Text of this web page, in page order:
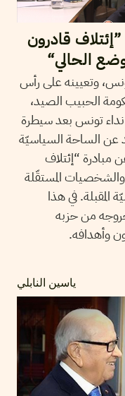
قادرون
الحالي“
وتعيينه على رأس
الحبيب الصيد،
تونس بعد سيطرة
عن الساحة السياسيّة
عن مبادرة “إئتلاف
المستقّلة
المقبلة. في هذا
خروجه من حزبه
وأهدافه.
ياسين النابلي